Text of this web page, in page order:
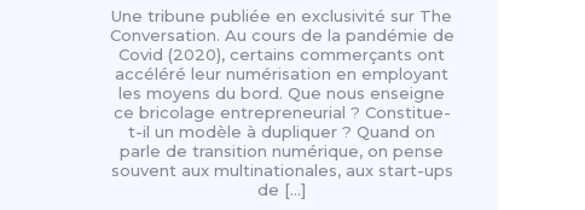
Une tribune publiée en exclusivité sur The
Conversation. Au cours de la pandémie de
Covid (2020), certains commerçants ont
accéléré leur numérisation en employant
les moyens du bord. Que nous enseigne
ce bricolage entrepreneurial ? Constitue-
t-il un modèle à dupliquer ? Quand on
parle de transition numérique, on pense
souvent aux multinationales, aux start-ups
de […]